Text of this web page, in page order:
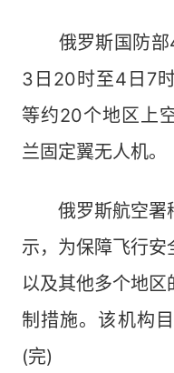
俄罗斯国防部4
3日20时至4日7
等约20个地区上
兰固定翼无人机。
俄罗斯航空署
示，为保障飞行安
以及其他多个地
制措施。该机构
(完)